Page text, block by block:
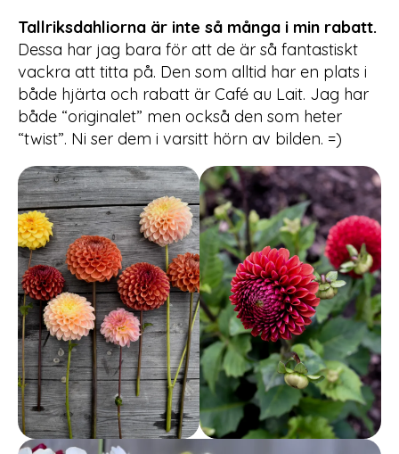
Tallriksdahliorna är inte så många i min rabatt.
Dessa har jag bara för att de är så fantastiskt
vackra att titta på. Den som alltid har en plats i
både hjärta och rabatt är Café au Lait. Jag har
både “originalet” men också den som heter
“twist”. Ni ser dem i varsitt hörn av bilden. =)